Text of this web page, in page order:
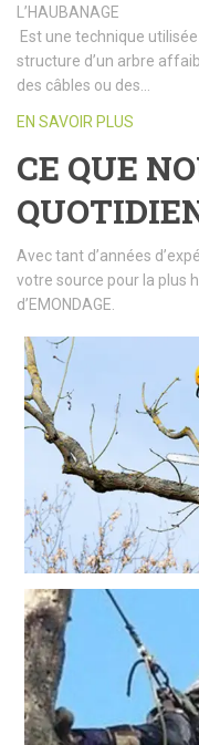
L’HAUBANAGE
Est une technique
structure d’un arbre
des câbles ou des…
EN SAVOIR PLUS
CE QUE
Avec tant d’années
votre source pour la plus
d’EMONDAGE.